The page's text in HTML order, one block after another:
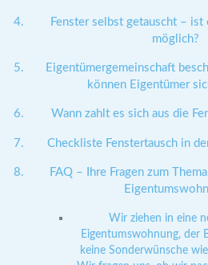
Fenster selbst getauscht –
möglich?
Eigentümergemeinschaft
können Eigentümer
Wann zahlt es sich aus die
Checkliste Fenstertausch in
FAQ – Ihre Fragen zum
Wir ziehen in eine
Eigentumswohnung, der
keine Sonderwünsche